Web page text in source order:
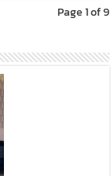
Page 1 of 9